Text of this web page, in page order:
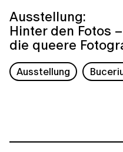
Ausstellung:
Hinter den Fotos
die queere
Ausstellung